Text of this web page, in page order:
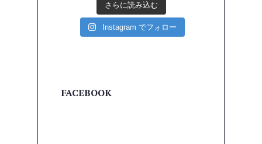
さらに読み込む
Instagram でフォロー
FACEBOOK